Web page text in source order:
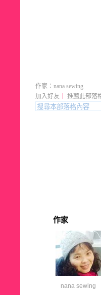
加入好友 推薦此部落
作家：nana sewing
作家
nana sewing